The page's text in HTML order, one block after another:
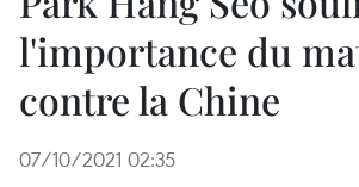
l'importance du
contre la Chine
07/10/2021 02:35